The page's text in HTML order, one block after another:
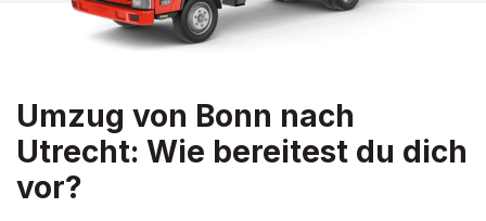
Umzug von Bonn nach
Utrecht: Wie bereitest du dich
vor?